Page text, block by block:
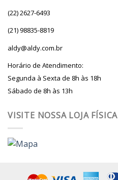
(22) 2627-6493
(21) 98835-8819
aldy@aldy.com.br
Horário de Atendimento:
Segunda à Sexta de 8h às 18h
Sábado de 8h às 13h
VISITE NOSSA LOJA FÍSICA